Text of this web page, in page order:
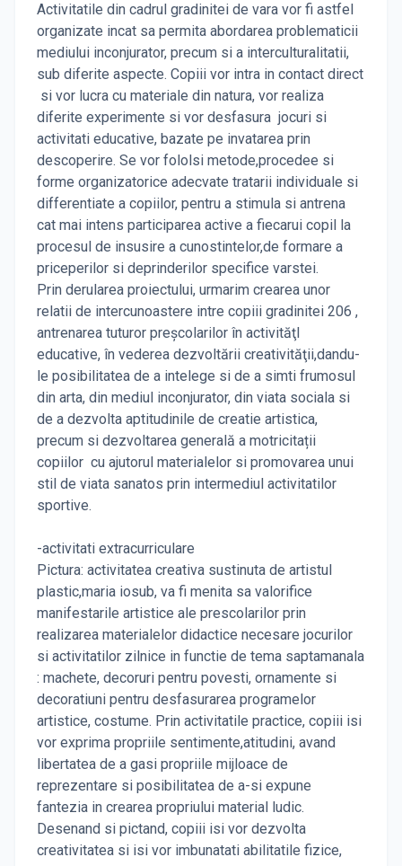
Activitatile din cadrul gradinitei de vara vor fi astfel
organizate incat sa permita abordarea problematicii
mediului inconjurator, precum si a interculturalitatii,
sub diferite aspecte. Copiii vor intra in contact direct
si vor lucra cu materiale din natura, vor realiza
diferite experimente si vor desfasura jocuri si
activitati educative, bazate pe invatarea prin
descoperire. Se vor fololsi metode,procedee si
forme organizatorice adecvate tratarii individuale si
differentiate a copiilor, pentru a stimula si antrena
cat mai intens participarea active a fiecarui copil la
procesul de insusire a cunostintelor,de formare a
priceperilor si deprinderilor specifice varstei.
Prin derularea proiectului, urmarim crearea unor
relatii de intercunoastere intre copiii gradinitei 206 ,
antrenarea tuturor preşcolarilor în activităţI
educative, în vederea dezvoltării creativităţii,dandu-
le posibilitatea de a intelege si de a simti frumosul
din arta, din mediul inconjurator, din viata sociala si
de a dezvolta aptitudinile de creatie artistica,
precum si dezvoltarea generală a motricitații
copiilor cu ajutorul materialelor si promovarea unui
stil de viata sanatos prin intermediul activitatilor
sportive.
-activitati extracurriculare
Pictura: activitatea creativa sustinuta de artistul
plastic,maria iosub, va fi menita sa valorifice
manifestarile artistice ale prescolarilor prin
realizarea materialelor didactice necesare jocurilor
si activitatilor zilnice in functie de tema saptamanala
: machete, decoruri pentru povesti, ornamente si
decoratiuni pentru desfasurarea programelor
artistice, costume. Prin activitatile practice, copiii isi
vor exprima propriile sentimente,atitudini, avand
libertatea de a gasi propriile mijloace de
reprezentare si posibilitatea de a-si expune
fantezia in crearea propriului material ludic.
Desenand si pictand, copiii isi vor dezvolta
creativitatea si isi vor imbunatati abilitatile fizice,